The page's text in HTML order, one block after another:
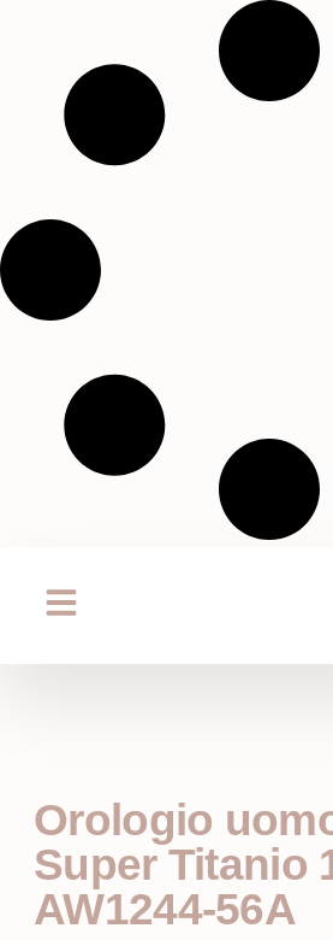
Orologio
Super Titanio
AW1244-56A